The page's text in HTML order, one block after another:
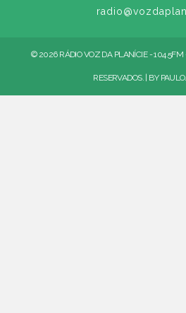
© 2026 RÁDIO VOZ DA PLANÍCIE - 104.5FM
RESERVADOS. | BY